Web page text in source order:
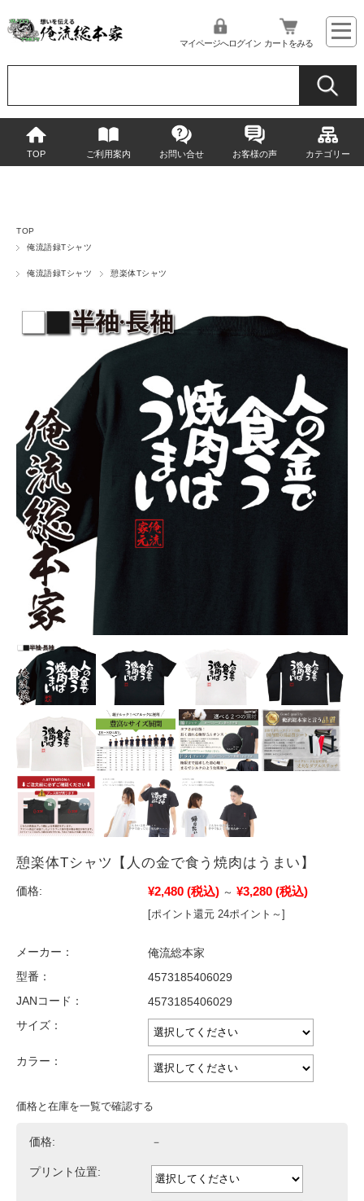
マイページへログイン カートをみる
TOP ご利用案内 お問い合せ お客様の声 カテゴリー
TOP
俺流語録Tシャツ
俺流語録Tシャツ 憩楽体Tシャツ
憩楽体Tシャツ【人の金で食う焼肉はうまい】
価格: ¥2,480 (税込) ～ ¥3,280 (税込)
[ポイント還元 24ポイント～]
メーカー：
俺流総本家
型番：
4573185406029
JANコード：
4573185406029
サイズ：
カラー：
価格と在庫を一覧で確認する
価格: －
プリント位置: